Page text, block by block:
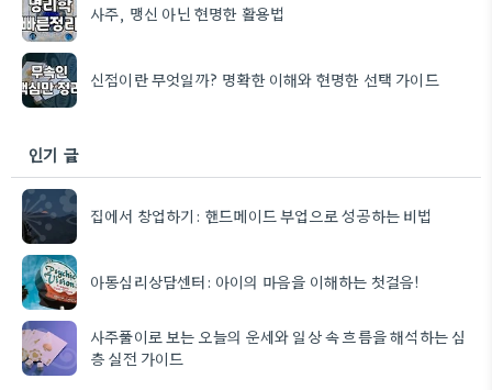
사주, 맹신 아닌 현명한 활용법
신점이란 무엇일까? 명확한 이해와 현명한 선택 가이드
인기 글
집에서 창업하기: 핸드메이드 부업으로 성공하는 비법
아동심리상담센터: 아이의 마음을 이해하는 첫걸음!
사주풀이로 보는 오늘의 운세와 일상 속 흐름을 해석하는 심
층 실전 가이드